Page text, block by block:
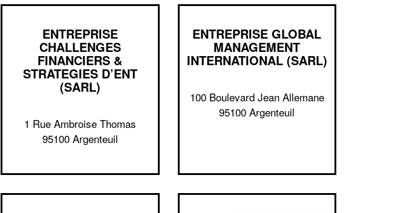
ENTREPRISE
CHALLENGES
FINANCIERS &
STRATEGIES D’ENT
(SARL)
1 Rue Ambroise Thomas
95100 Argenteuil
ENTREPRISE GLOBAL
MANAGEMENT
INTERNATIONAL (SARL)
100 Boulevard Jean Allemane
95100 Argenteuil